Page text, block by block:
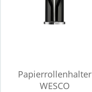
Papierrollenhalter
WESCO